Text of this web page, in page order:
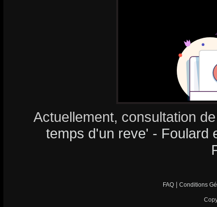
Actuellement, consultation
temps d'un reve' - Foulard
FAQ Conditions